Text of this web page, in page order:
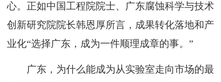
心。正如中国工程院院士、广东腐蚀科学与技术
创新研究院院长韩恩厚所言，成果转化落地和产
业化“选择广东，成为一件顺理成章的事。”
广东，为什么能成为从实验室走向市场的最